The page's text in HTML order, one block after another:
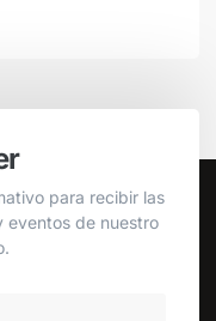
para recibir las
eventos de nuestro